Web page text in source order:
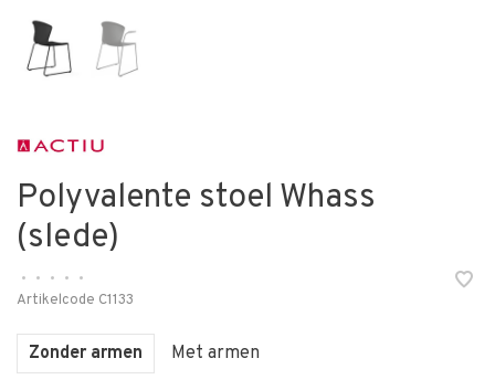
Polyvalente stoel Whass
(slede)
• • • •
•
Artikelcode C1133
Zonder armen Met armen